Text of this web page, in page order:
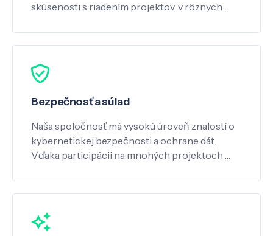
skúsenosti s riadením projektov, v rôznych …
Bezpečnosť a súlad
Naša spoločnosť má vysokú úroveň znalostí o
kybernetickej bezpečnosti a ochrane dát.
Vďaka participácii na mnohých projektoch …